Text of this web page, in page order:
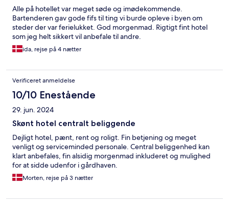
Alle på hotellet var meget søde og imødekommende.
Bartenderen gav gode fifs til ting vi burde opleve i byen om
steder der var ferielukket. God morgenmad. Rigtigt fint hotel
som jeg helt sikkert vil anbefale til andre.
ida, rejse på 4 nætter
Verificeret anmeldelse
10/10 Enestående
29. jun. 2024
Skønt hotel centralt beliggende
Dejligt hotel, pænt, rent og roligt. Fin betjening og meget
venligt og serviceminded personale. Central beliggenhed kan
klart anbefales, fin alsidig morgenmad inkluderet og mulighed
for at sidde udenfor i gårdhaven.
Morten, rejse på 3 nætter